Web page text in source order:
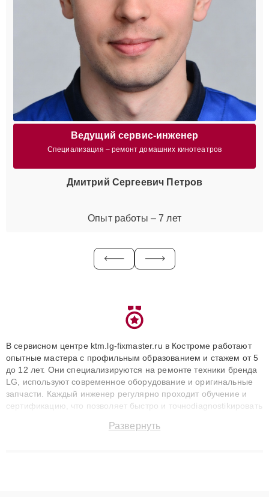
Ведущий сервис-инженер
Специализация – ремонт домашних кинотеатров
Дмитрий Сергеевич Петров
Опыт работы – 7 лет
В сервисном центре ktm.lg-fixmaster.ru в Костроме работают
опытные мастера с профильным образованием и стажем от 5
до 12 лет. Они специализируются на ремонте техники бренда
LG, используют современное оборудование и оригинальные
запчасти. Каждый инженер регулярно проходит обучение и
сертификацию, что позволяет быстро и точноdiagnostikировать
до 3 лет. Наши мастера решают сложные случаи: от замены
Развернуть